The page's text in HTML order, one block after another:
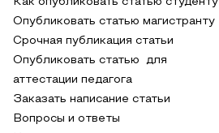
Опубликовать статью магистранту
Срочная публикация статьи
Опубликовать статью для
аттестации педагога
Заказать написание статьи
Вопросы и ответы